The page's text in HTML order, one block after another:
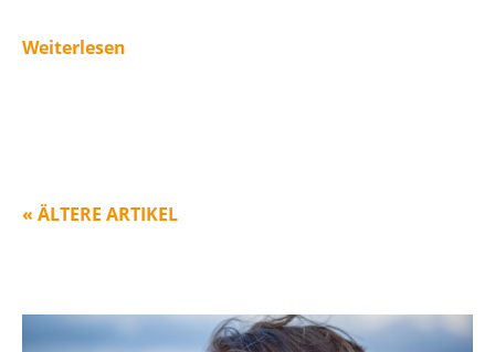
Weiterlesen
« ÄLTERE ARTIKEL